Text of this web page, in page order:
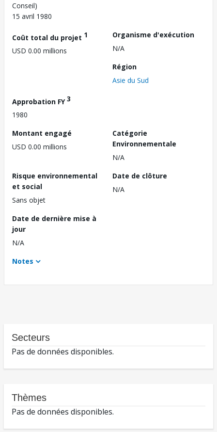
Conseil)
15 avril 1980
Coût total du projet 1
USD 0.00 millions
Organisme d'exécution
N/A
Région
Asie du Sud
Approbation FY3
1980
Montant engagé
USD 0.00 millions
Catégorie
Environnementale
N/A
Risque environnemental
et social
Sans objet
Date de clôture
N/A
Date de dernière mise à
jour
N/A
Notes
Secteurs
Pas de données disponibles.
Thèmes
Pas de données disponibles.